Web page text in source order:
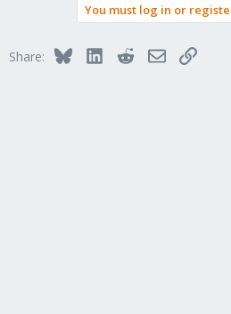
You must log in or
Share: BlueskyLinkedInRedditEmailLink